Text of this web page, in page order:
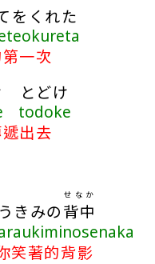
をくれた
一次
とどけ
todoke
出去
うきみの背中
せなか
笑著的背影